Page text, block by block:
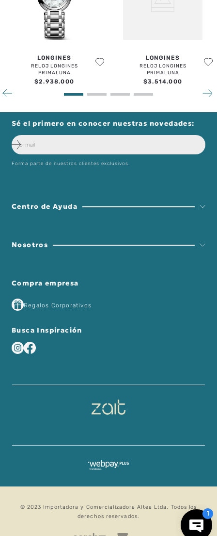
LONGINES
RELOJ LONGINES
PRIMALUNA
$2.938.000
LONGINES
RELOJ LONGINES
PRIMALUNA
$3.514.000
Sé el primero en conocer nuestras novedades:
Forma parte de nuestros clientes exclusivos.
Centro de Ayuda
Nosotros
Compra empresa
Regalos Corporativos
Busca Inspiración
© 2023 Importadora y Comercializadora Altea Ltda. Todos los
derechos reservados.